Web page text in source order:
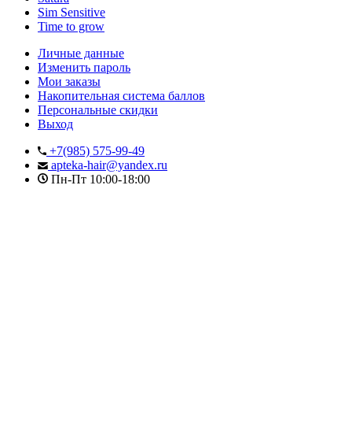
Sim Sensitive
Time to grow
Личные данные
Изменить пароль
Мои заказы
Накопительная система баллов
Персональные скидки
Выход
+7(985) 575-99-49
apteka-hair@yandex.ru
Пн-Пт 10:00-18:00